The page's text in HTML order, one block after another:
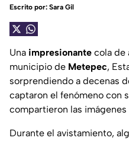
Escrito por: Sara Gil
Una impresionante cola de
municipio de Metepec,
sorprendiendo a decenas
captaron el fenómeno con
compartieron las
Durante el avistamiento,